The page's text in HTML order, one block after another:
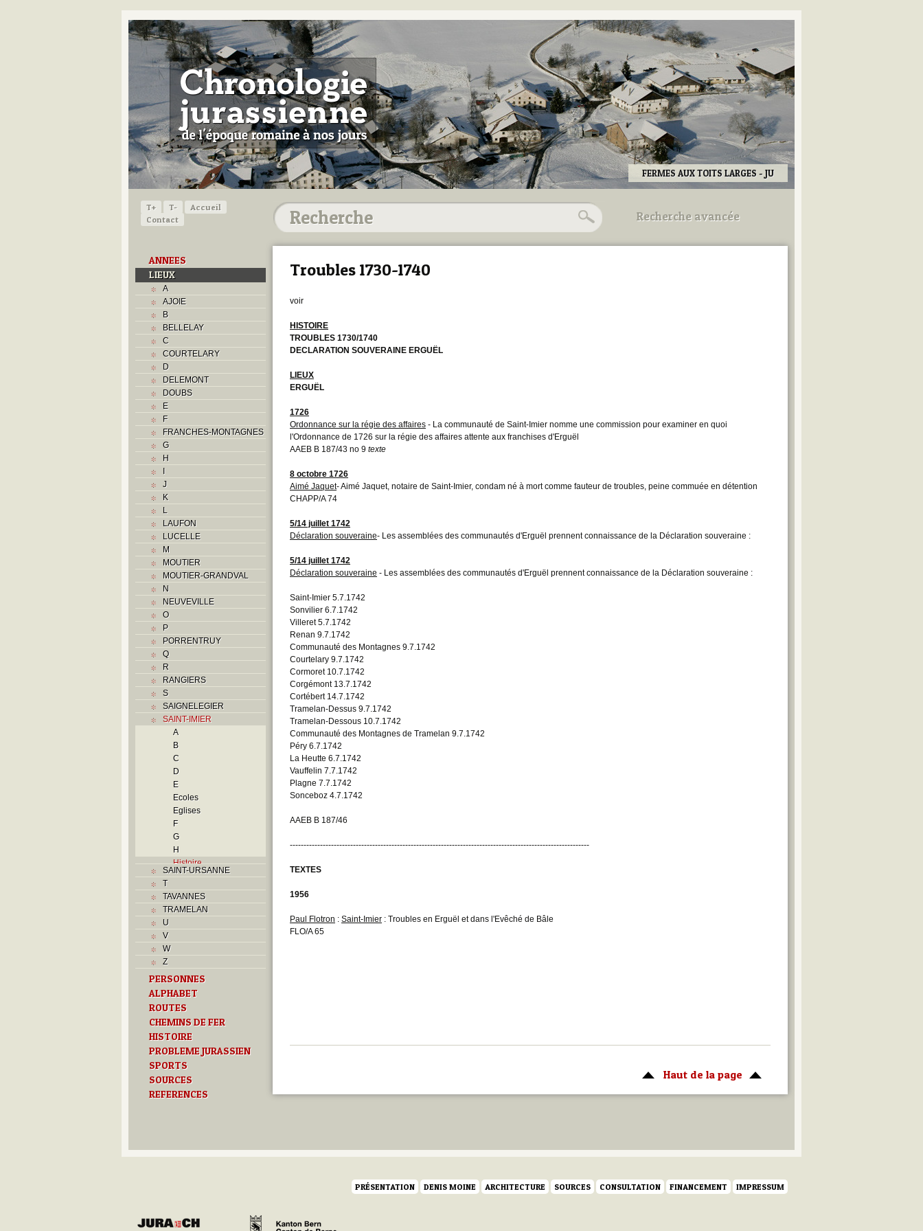
FERMES AUX TOITS LARGES - JU
T+ T-
Accueil
Contact
ANNEES
LIEUX
A
AJOIE
B
BELLELAY
C
COURTELARY
D
DELEMONT
DOUBS
E
F
FRANCHES-MONTAGNES
G
H
I
J
K
L
LAUFON
LUCELLE
M
MOUTIER
MOUTIER-GRANDVAL
N
NEUVEVILLE
O
P
PORRENTRUY
Q
R
RANGIERS
S
SAIGNELEGIER
SAINT-IMIER
A
B
C
D
E
Ecoles
Eglises
F
G
H
Histoire
I
J
K
P
Problème jurassien
Q
R
S
T
Textes
U
Z
SAINT-URSANNE
T
TAVANNES
TRAMELAN
U
V
W
Z
PERSONNES
ALPHABET
ROUTES
CHEMINS DE FER
HISTOIRE
PROBLEME JURASSIEN
SPORTS
SOURCES
REFERENCES
Recherche avancée
Utilisez les champs ci-dessous
Troubles 1730-1740
voir
HISTOIRE
TROUBLES 1730/1740
DECLARATION SOUVERAINE ERGUËL
LIEUX
ERGUËL
1726
Ordonnance sur la régie des affaires - La communauté de Saint-Imier nomme une commission pour examiner en quoi
l'Ordonnance de 1726 sur la régie des affaires attente aux franchises d'Erguël
AAEB B 187/43 no 9 texte
8 octobre 1726
Aimé Jaquet- Aimé Jaquet, notaire de Saint-Imier, condam né à mort comme fauteur de troubles, peine commuée en détention
CHAPP/A 74
5/14 juillet 1742
Déclaration souveraine- Les assemblées des communautés d'Erguël prennent connaissance de la Déclaration souveraine :
5/14 juillet 1742
Déclaration souveraine - Les assemblées des communautés d'Erguël prennent connaissance de la Déclaration souveraine :
Saint-Imier 5.7.1742
Sonvilier 6.7.1742
Villeret 5.7.1742
Renan 9.7.1742
Communauté des Montagnes 9.7.1742
Courtelary 9.7.1742
Cormoret 10.7.1742
Corgémont 13.7.1742
Cortébert 14.7.1742
Tramelan-Dessus 9.7.1742
Tramelan-Dessous 10.7.1742
Communauté des Montagnes de Tramelan 9.7.1742
Péry 6.7.1742
La Heutte 6.7.1742
Vauffelin 7.7.1742
Plagne 7.7.1742
Sonceboz 4.7.1742
AAEB B 187/46
-------------------------------------------------------------------------------------------------------------
TEXTES
1956
Paul Flotron : Saint-Imier : Troubles en Erguël et dans l'Evêché de Bâle
FLO/A 65
Haut de la page
PRÉSENTATION DENIS MOINE ARCHITECTURE SOURCES CONSULTATION FINANCEMENT IMPRESSUM